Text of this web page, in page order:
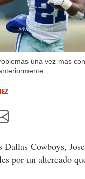
una vez más
Dallas Cowboys,
por un altercado